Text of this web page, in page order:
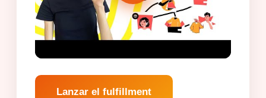
Lanzar el fulfillment